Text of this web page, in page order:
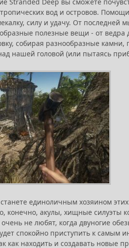
вод и островов.
силу и удачу. От
полезные вещи - от ведра
собирая разнообразные камни,
нашей головой (или пытаясь
единоличным хозяином
конечно, акулы, хищные силуэты
не любят, когда двуногие
спокойно приступить к самым
как находить и создавать